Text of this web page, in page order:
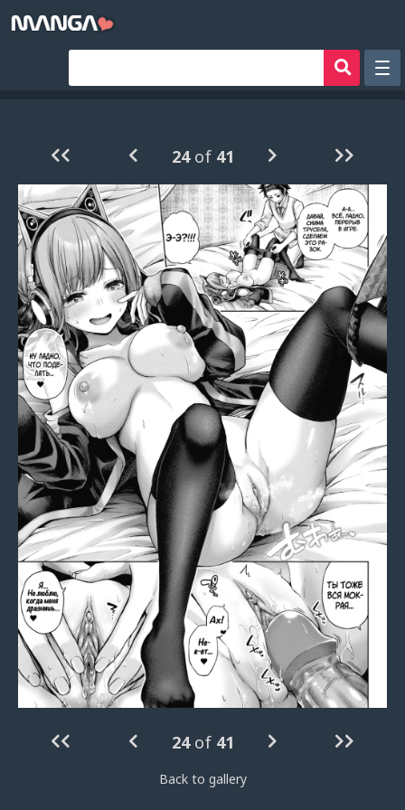
Аниме хентай
Сборники манги
Sign in
Register
24 of 41
24 of 41
Back to gallery